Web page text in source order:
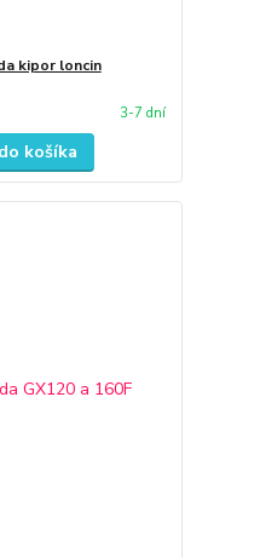
kipor loncin
3-7 dní
košíka